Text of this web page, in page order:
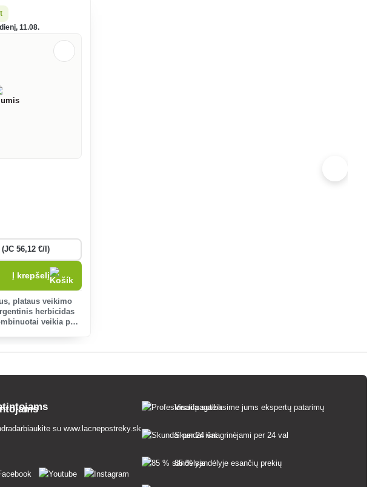
11.08.
Į krepšelį
plataus veikimo
herbicidas
veikia per
suwww.lacnepostreky.sk
Visada suteiksime jums ekspertų patarimų
Skundai išnagrinėjami per 24 val
85 % sandėlyje esančių prekių